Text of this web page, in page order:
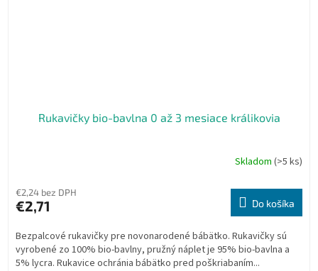
Rukavičky bio-bavlna 0 až 3 mesiace králikovia
Skladom (>5 ks)
€2,24 bez DPH
€2,71 Do košíka
Bezpalcové rukavičky pre novonarodené bábätko. Rukavičky sú
vyrobené zo 100% bio-bavlny, pružný náplet je 95% bio-bavlna a
5% lycra. Rukavice ochránia bábätko pred poškriabaním...